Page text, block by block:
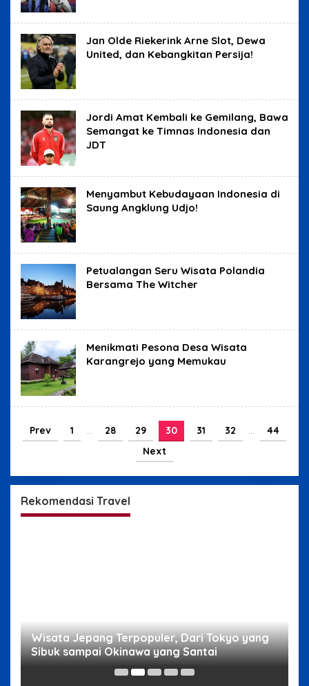
Jan Olde Riekerink Arne Slot, Dewa
United, dan Kebangkitan Persija!
Jordi Amat Kembali ke Gemilang, Bawa
Semangat ke Timnas Indonesia dan
JDT
Menyambut Kebudayaan Indonesia di
Saung Angklung Udjo!
Petualangan Seru Wisata Polandia
Bersama The Witcher
Menikmati Pesona Desa Wisata
Karangrejo yang Memukau
Prev 1 … 28 29 30 31 32 …
44
Next
Rekomendasi Travel
Wisata Jepang Terpopuler, Dari Tokyo yang
Sibuk sampai Okinawa yang Santai